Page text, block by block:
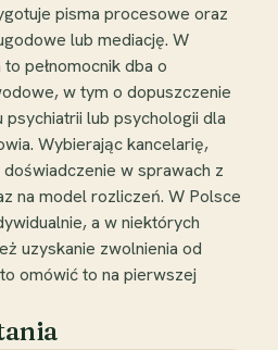
pisma procesowe oraz
lub mediację. W
pełnomocnik dba o
w tym o dopuszczenie
psychiatrii lub psychologii dla
Wybierając kancelarię,
w sprawach z
na model rozliczeń. W Polsce
a w niektórych
uzyskanie zwolnienia od
omówić to na pierwszej